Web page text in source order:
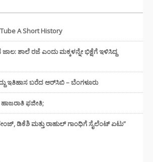
A Short History
ಶಾಲೆ ರಜೆ ಎಂದು ಮಕ್ಕಳನ್ನೇ ಭಿಕ್ಷೆಗೆ ಇಳಿಸಿದ್ದ
ಇತಿಹಾಸ ಬರೆದ ಆರ್‌ಸಿಬಿ – ಬೆಂಗಳೂರು
ಫಜೀತಿ;
ಡಿಕೆಶಿ ಮತ್ತು ರಾಹುಲ್‌ ಗಾಂಧಿಗೆ ಸೈಲೆಂಟ್ ಏಟು”